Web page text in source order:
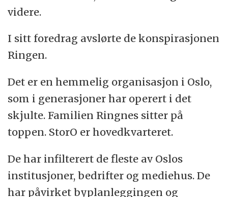
videre.
I sitt foredrag avslørte de konspirasjonen
Ringen.
Det er en hemmelig organisasjon i Oslo,
som i generasjoner har operert i det
skjulte. Familien Ringnes sitter på
toppen. StorO er hovedkvarteret.
De har infilterert de fleste av Oslos
institusjoner, bedrifter og mediehus. De
har påvirket byplanleggingen og